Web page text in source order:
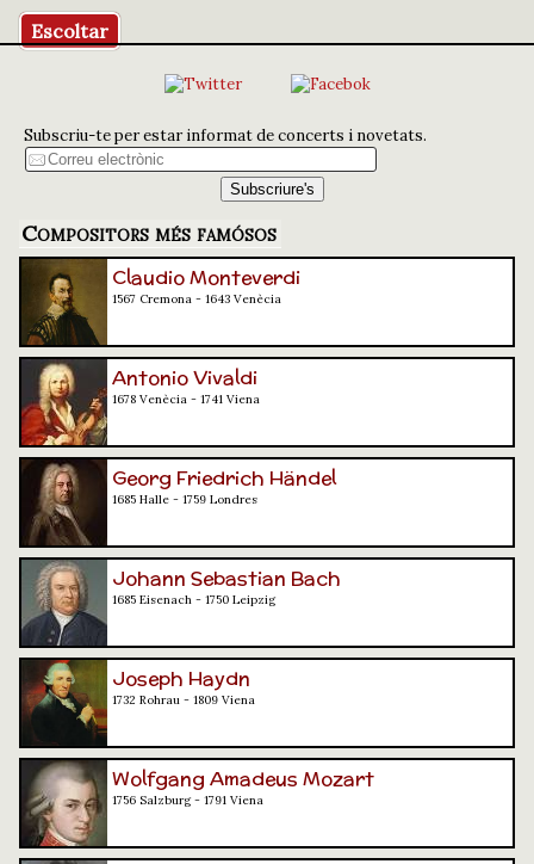
Escoltar
Subscriu-te per estar informat de concerts i novetats.
Compositors més famósos
Claudio Monteverdi
1567 Cremona - 1643 Venècia
Antonio Vivaldi
1678 Venècia - 1741 Viena
Georg Friedrich Händel
1685 Halle - 1759 Londres
Johann Sebastian Bach
1685 Eisenach - 1750 Leipzig
Joseph Haydn
1732 Rohrau - 1809 Viena
Wolfgang Amadeus Mozart
1756 Salzburg - 1791 Viena